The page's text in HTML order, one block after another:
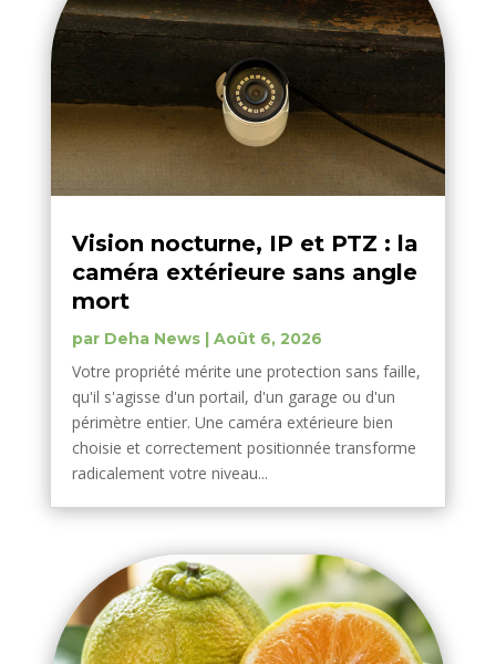
Vision nocturne, IP et PTZ : la
caméra extérieure sans angle
mort
par Deha News| Août 6, 2026
Votre propriété mérite une protection sans faille,
qu'il s'agisse d'un portail, d'un garage ou d'un
périmètre entier. Une caméra extérieure bien
choisie et correctement positionnée transforme
radicalement votre niveau...